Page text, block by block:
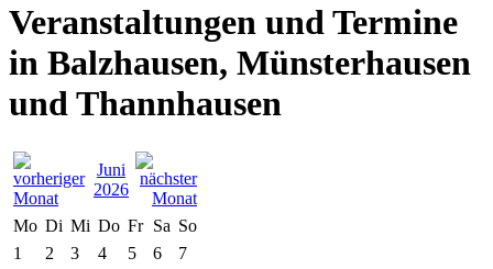
Veranstaltungen und Termine
in Balzhausen, Münsterhausen
und Thannhausen
Juni
2026
Mo Di Mi Do Fr Sa So
1
2 3 4 5 6
7